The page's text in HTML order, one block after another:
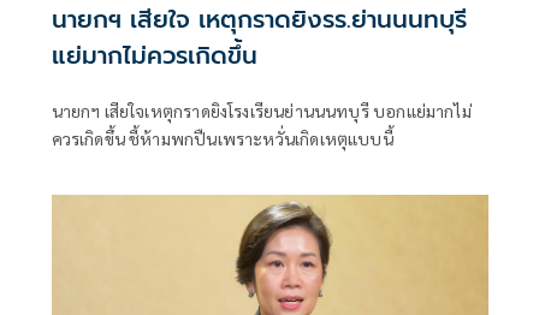
นายกฯ เสียใจ เหตุกราดยิงรร.ย่านนนทบุรี
แย่มากไม่ควรเกิดขึ้น
นายกฯ เสียใจเหตุกราดยิงโรงเรียนย่านนนทบุรี บอกแย่มากไม่
ควรเกิดขึ้น ชี้ห้ามพกปืนเพราะหวั่นเกิดเหตุแบบนี้